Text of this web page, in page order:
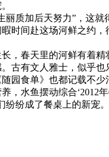
质加后天努力”，这就
时间赴这场河鲜之约
，春天里的河鲜有着
古有文人雅士，似乎
园食单》也都记载不
，水鱼摆动综合‘2012
纷成了餐桌上的新宠。